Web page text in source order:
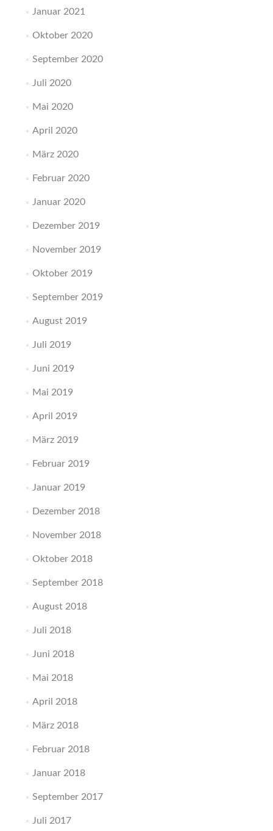
Januar 2021
Oktober 2020
September 2020
Juli 2020
Mai 2020
April 2020
März 2020
Februar 2020
Januar 2020
Dezember 2019
November 2019
Oktober 2019
September 2019
August 2019
Juli 2019
Juni 2019
Mai 2019
April 2019
März 2019
Februar 2019
Januar 2019
Dezember 2018
November 2018
Oktober 2018
September 2018
August 2018
Juli 2018
Juni 2018
Mai 2018
April 2018
März 2018
Februar 2018
Januar 2018
September 2017
Juli 2017